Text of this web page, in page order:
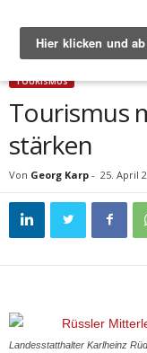
Start Tourismus
TOURISMUS
Tourismus
stärken
Von Georg Karp - 25. April
Landesstatthalter Karlheinz